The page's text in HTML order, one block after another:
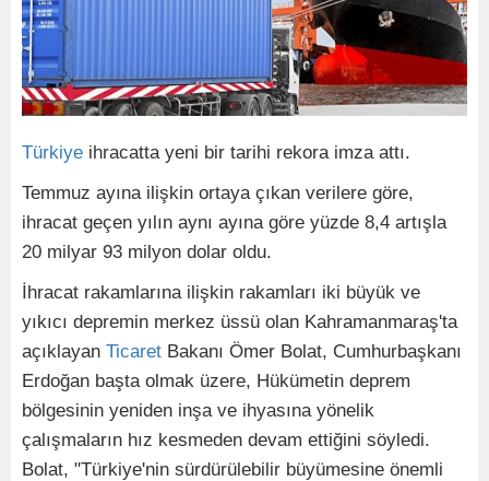
Türkiye ihracatta yeni bir tarihi rekora imza attı.
Temmuz ayına ilişkin ortaya çıkan verilere göre,
ihracat geçen yılın aynı ayına göre yüzde 8,4 artışla
20 milyar 93 milyon dolar oldu.
İhracat rakamlarına ilişkin rakamları iki büyük ve
yıkıcı depremin merkez üssü olan Kahramanmaraş'ta
açıklayan Ticaret Bakanı Ömer Bolat, Cumhurbaşkanı
Erdoğan başta olmak üzere, Hükümetin deprem
bölgesinin yeniden inşa ve ihyasına yönelik
çalışmaların hız kesmeden devam ettiğini söyledi.
Bolat, "Türkiye'nin sürdürülebilir büyümesine önemli